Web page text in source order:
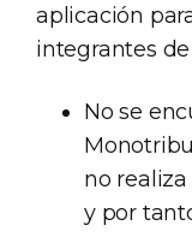
aplicación
integrantes
No se
no
y por